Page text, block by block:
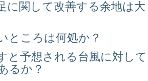
に関して改善する余地は大
ところは何処か？
と予想される台風に対して
るか？